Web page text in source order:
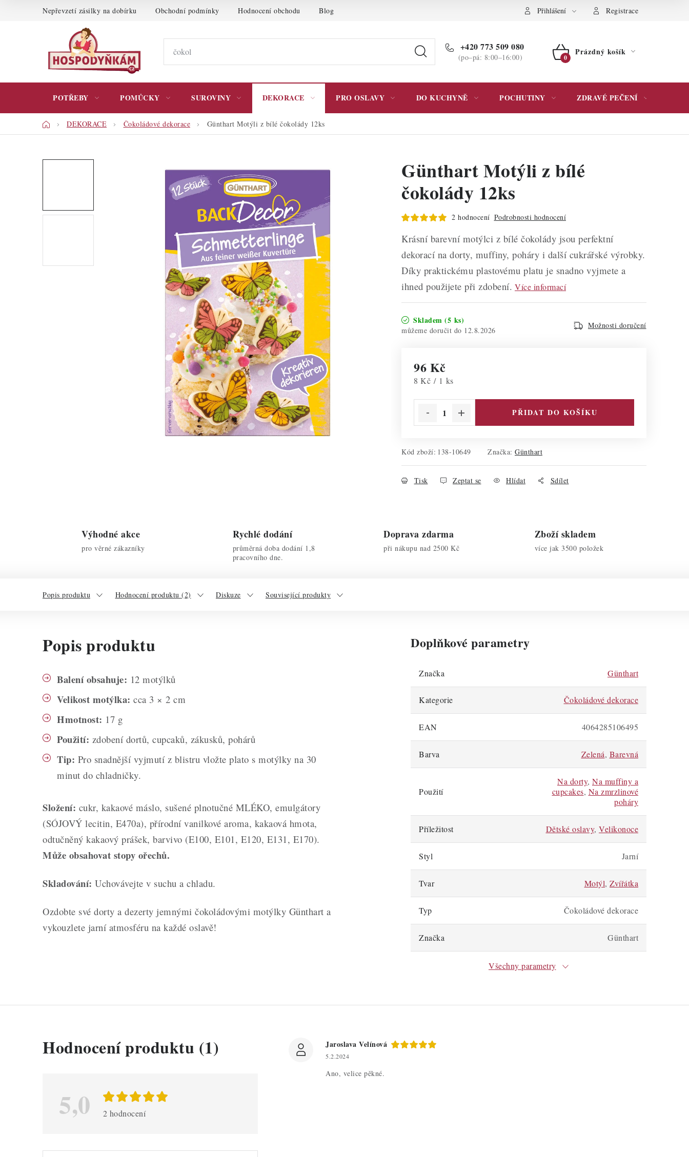
Nepřevzetí zásilky na dobírku Obchodní podmínky Hodnocení obchodu Blog Podmínky ochrany osobních údajů Přihlášení Registrace
+420 773 509 080
(po–pá: 8:00–16:00)
NÁKUPNÍ
Prázdný košík
POTŘEBY POMŮCKY SUROVINY DEKORACE PRO OSLAVY DO KUCHYNĚ POCHUTINY ZDRAVÉ PEČENÍ
DomůDEKORACE Čokoládové dekorace Günthart Motýli z bílé čokolády 12ks
Günthart Motýli z bílé
čokolády 12ks
2 hodnocení Podrobnosti hodnocení
Krásní barevní motýlci z bílé čokolády jsou perfektní
dekorací na dorty, muffiny, poháry i další cukrářské výrobky.
Díky praktickému plastovému platu je snadno vyjmete a
ihned použijete při zdobení. Více informací
Skladem (5 ks)
12.8.2026
Možnosti doručení
96 Kč
Měrná cena:
8 Kč / 1 ks
PŘIDAT DO KOŠÍKU
Kód zboží: 138-10649 Značka: Günthart
Tisk Zeptat se Hlídat Sdílet
Výhodné akce
pro věrné zákazníky
Rychlé dodání
průměrná doba dodání 1,8
pracovního dne.
Doprava zdarma
při nákupu nad 2500 Kč
Zboží skladem
více jak 3500 položek
Popis produktu Hodnocení produktu (2) Diskuze Související produkty
Popis produktu
Balení obsahuje: 12 motýlků
Velikost motýlka: cca 3 × 2 cm
Hmotnost: 17 g
Použití: zdobení dortů, cupcaků, zákusků, pohárů
Tip: Pro snadnější vyjmutí z blistru vložte plato s motýlky na 30
minut do chladničky.
Složení: cukr, kakaové máslo, sušené plnotučné MLÉKO, emulgátory
(SÓJOVÝ lecitin, E470a), přírodní vanilkové aroma, kakaová hmota,
odtučněný kakaový prášek, barvivo (E100, E101, E120, E131, E170).
Může obsahovat stopy ořechů.
Skladování: Uchovávejte v suchu a chladu.
Ozdobte své dorty a dezerty jemnými čokoládovými motýlky Günthart a
vykouzlete jarní atmosféru na každé oslavě!
Doplňkové parametry
Značka Günthart
Kategorie Čokoládové dekorace
EAN 4064285106495
Barva Zelená, Barevná
Použití
Na dorty, Na muffiny a
cupcakes, Na zmrzlinové
poháry
Příležitost Dětské oslavy, Velikonoce
Styl Jarní
Tvar Motýl, Zvířátka
Typ Čokoládové dekorace
Značka Günthart
Všechny parametry
Hodnocení produktu (1)
5,0 2 hodnocení
V
o
Jaroslava Velínová
5.2.2024
Ano, velice pěkné.